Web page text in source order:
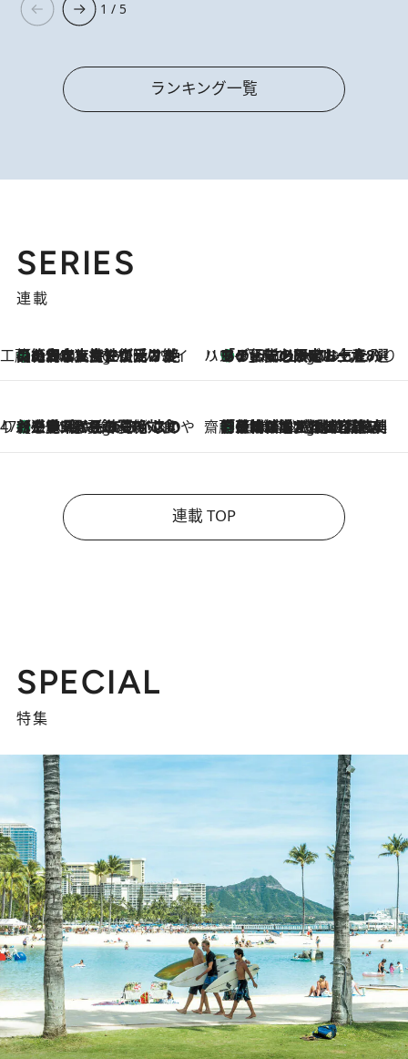
1 / 5
ランキング一覧
SERIES
連載
工藤まやのおもてなしハワイ
9 Hours Ago
【ハワイ土産】ローカルの絶大な支持で復活！ 絶品の幻クッキー《元ファンの日本人女性が受け継いだ名店》 ハワイ賢者 リサのお気に入りリスト9 Hours Ago
あの伝説の限定トートも！ リニューアルした「ディーン＆デルーカ ハワイ」で必須のお土産8選
47都道府県の手みやげ ひんやりスイーツで夏を満喫
9 Hours Ago
【三重県】この夏絶対食べたい 冷やしておいしいおやつ3選 お餅×アイスの新感覚スイーツ 齋藤 薫 美容脳ルネサンス
9 Hours Ago
「荷物が増えるほど旅ストレスは増す」美容ジャーナリストがたどり着いた最終結論。“化粧品を劇的に減らす”感動の凝縮美容とは
連載 TOP
SPECIAL
特集